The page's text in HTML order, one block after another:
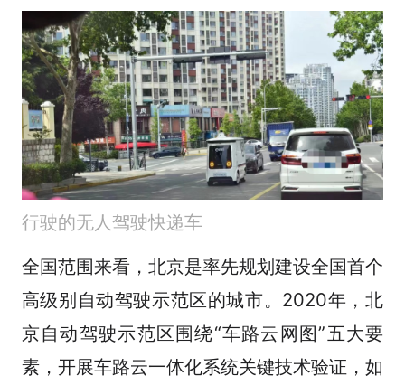
行驶的无人驾驶快递车
全国范围来看，北京是率先规划建设全国首个
高级别自动驾驶示范区的城市。2020年，北
京自动驾驶示范区围绕“车路云网图”五大要
素，开展车路云一体化系统关键技术验证，如